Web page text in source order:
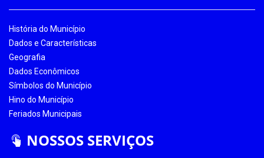
História do Município
Dados e Características
Geografia
Dados Econômicos
Símbolos do Município
Hino do Município
Feriados Municipais
NOSSOS SERVIÇOS